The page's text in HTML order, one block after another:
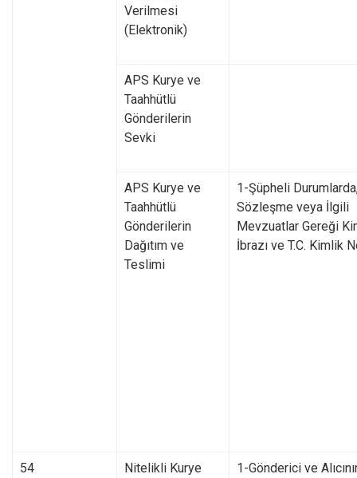
Verilmesi
(Elektronik)
APS Kurye ve
Taahhütlü
Gönderilerin
Sevki
APS Kurye ve
Taahhütlü
Gönderilerin
Dağıtım ve
Teslimi
1-Şüpheli
Sözleşme veya İlgili
Mevzuatlar Gereği
İbrazı ve T.C. Kimlik
54
Nitelikli Kurye
1-Gönderici ve